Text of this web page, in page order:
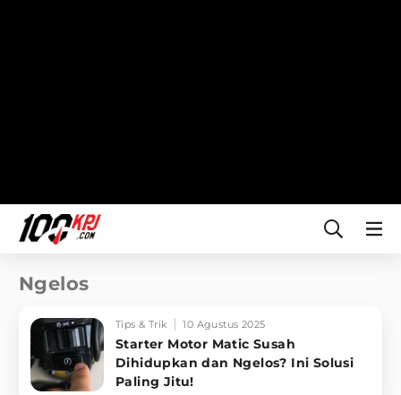
Ngelos
Tips & Trik 10 Agustus 2025
Starter Motor Matic Susah
Dihidupkan dan Ngelos? Ini Solusi
Paling Jitu!